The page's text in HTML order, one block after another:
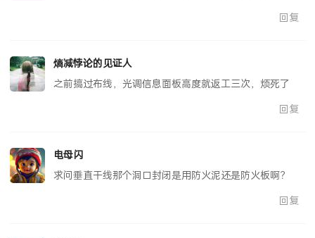
回复
熵减悖论的见证人
之前搞过布线，光调信息面板高度就返工三次，烦死了
回复
电母闪
求问垂直干线那个洞口封闭是用防火泥还是防火板啊？
回复